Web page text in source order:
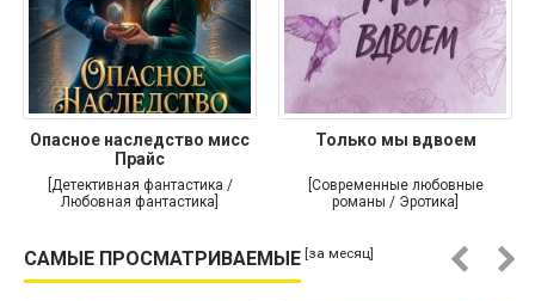
Опасное наследство мисс
Прайс
[Детективная фантастика /
Любовная фантастика]
Только мы вдвоем
[Современные любовные
романы / Эротика]
САМЫЕ ПРОСМАТРИВАЕМЫЕ [за месяц]